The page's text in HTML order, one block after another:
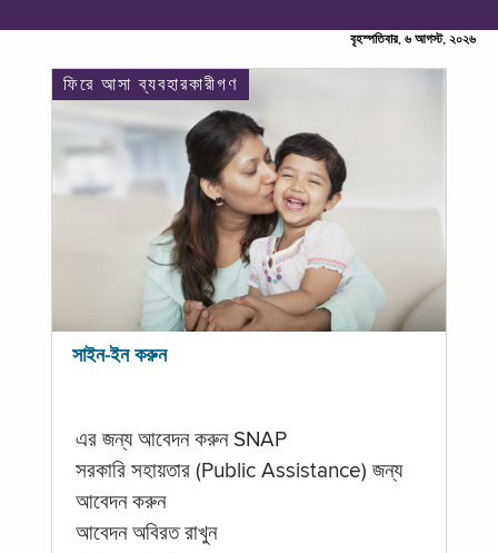
বৃহস্পতিবার, ৬ আগস্ট, ২০২৬
ফিরে আসা ব্যবহারকারীগণ
সাইন-ইন করুন
এর জন্য আবেদন করুন SNAP
সরকারি সহায়তার (Public Assistance) জন্য
আবেদন করুন
আবেদন অবিরত রাখুন